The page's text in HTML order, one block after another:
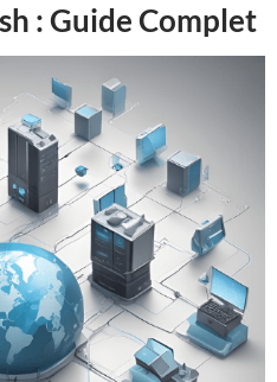
: Guide Complet